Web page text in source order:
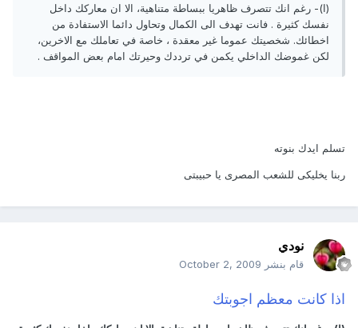
(ا)- رغم انك تتصرف ظاهريا ببساطة متناهية، الا ان معاركك داخل
نفسك كثيرة . فانت تهدف الى الكمال وتحاول دائما الاستفادة من
اخطائك. شخصيتك عموما غير معقدة ، خاصة في تعاملك مع الاخرين،
لكن غموضك الداخلي يكمن في ترددك وحيرتك امام بعض المواقف .
تسلم ايدك بنوته
ربنا يخليكى للشعب المصرى يا حبيبتى
نودي
قام بنشر October 2, 2009
اذا كانت معظم اجوبتك